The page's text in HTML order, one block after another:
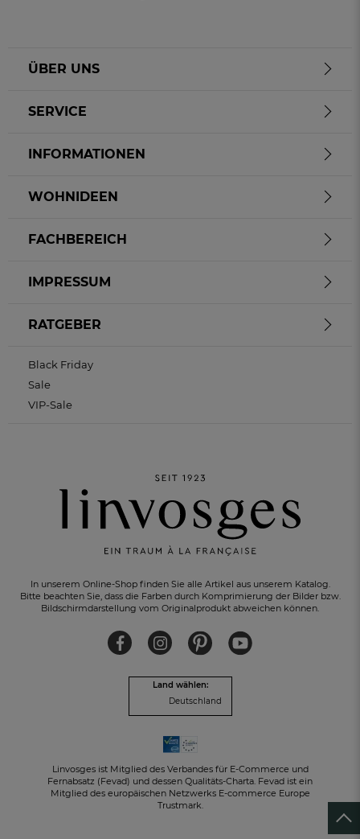
innerhalb von 30 Tagen
In unserem Online-Shop finden Sie alle Artikel aus unserem Katalog.
Bitte beachten Sie, dass die Farben durch Komprimierung der Bilder bzw.
Bildschirmdarstellung vom Originalprodukt abweichen können.
Land wählen:
Deutschland
Linvosges ist Mitglied des Verbandes für E-Commerce und
Fernabsatz (Fevad) und dessen Qualitäts-Charta. Fevad ist ein
Mitglied des europäischen Netzwerks E-commerce Europe
Trustmark.
ÜBER UNS
SERVICE
INFORMATIONEN
WOHNIDEEN
FACHBEREICH
IMPRESSUM
RATGEBER
Black Friday
Sale
VIP-Sale